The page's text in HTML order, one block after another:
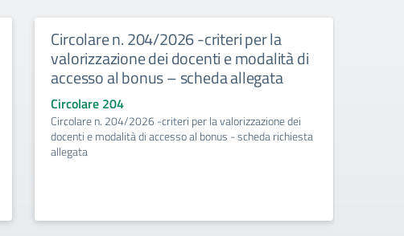
Circolare n. 204/2026 -criteri per la
valorizzazione dei docenti e modalità di
accesso al bonus – scheda allegata
Circolare 204
Circolare n. 204/2026 -criteri per la valorizzazione dei
docenti e modalità di accesso al bonus - scheda richiesta
allegata